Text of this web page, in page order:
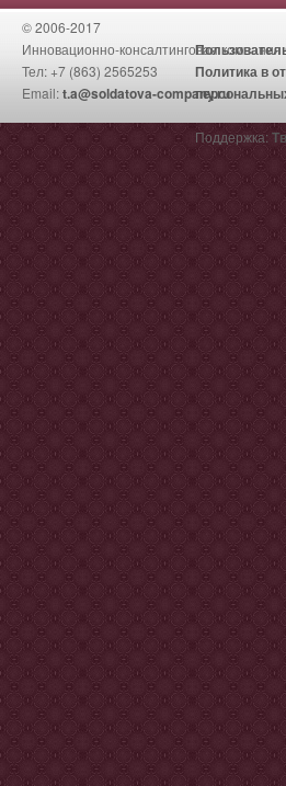
© 2006-2017
Инновационно-консалтинговая
Тел: +7 (863) 2565253
Email:t.a@soldatova-company.ru
Политика в
Поддержка: